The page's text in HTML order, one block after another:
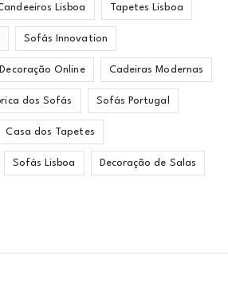
Lisboa Tapetes Lisboa
Sofás Innovation
Decoração Online Cadeiras Modernas
dos Sofás Sofás Portugal
Casa dos Tapetes
Sofás Lisboa Decoração de Salas